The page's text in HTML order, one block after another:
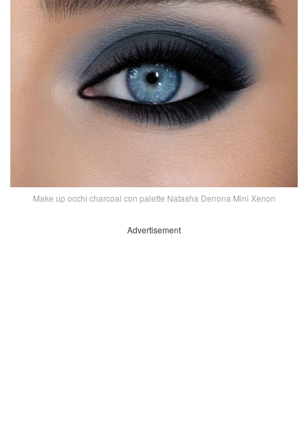
Make up occhi charcoal con palette Natasha Denona Mini Xenon
Advertisement